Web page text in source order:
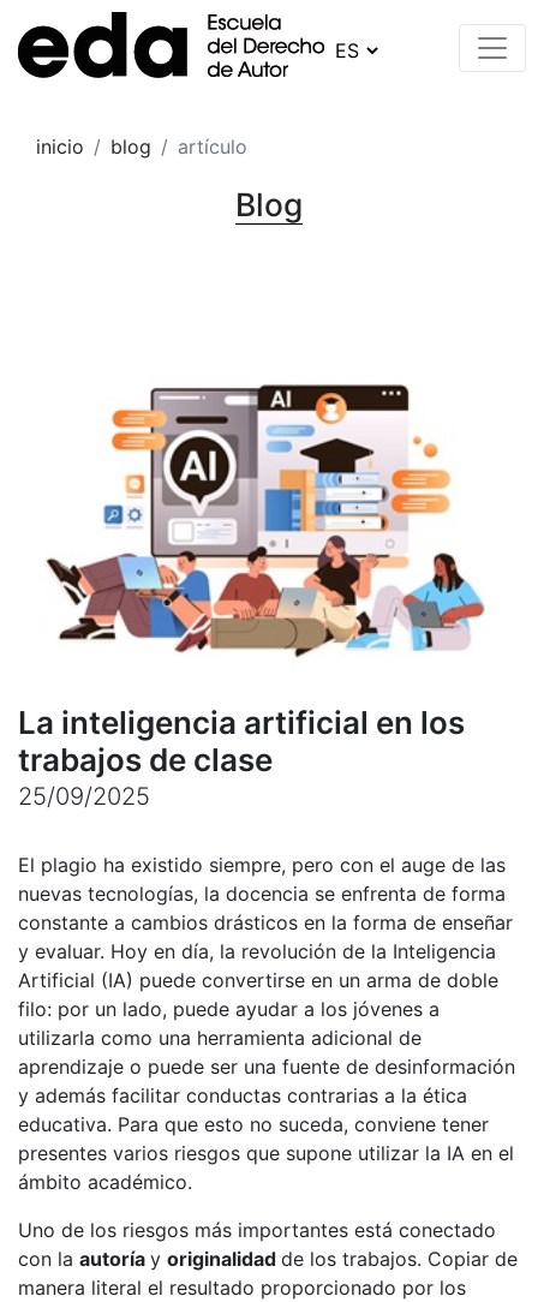
inicio blog artículo
Blog
La inteligencia artificial en los
trabajos de clase
25/09/2025
El plagio ha existido siempre, pero con el auge de las
nuevas tecnologías, la docencia se enfrenta de forma
constante a cambios drásticos en la forma de enseñar
y evaluar. Hoy en día, la revolución de la Inteligencia
Artificial (IA) puede convertirse en un arma de doble
filo: por un lado, puede ayudar a los jóvenes a
utilizarla como una herramienta adicional de
aprendizaje o puede ser una fuente de desinformación
y además facilitar conductas contrarias a la ética
educativa. Para que esto no suceda, conviene tener
presentes varios riesgos que supone utilizar la IA en el
ámbito académico.
Uno de los riesgos más importantes está conectado
con la autoría y originalidad de los trabajos. Copiar de
manera literal el resultado proporcionado por los